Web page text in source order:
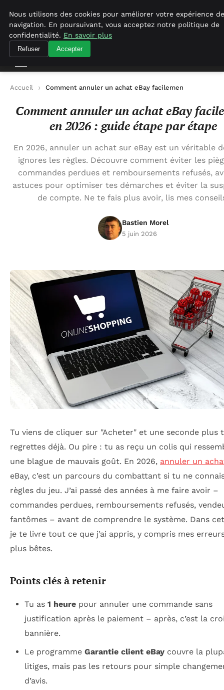
Agence-referencement-seo.com
Accueil Comment annuler un achat eBay facilement en 2026 :
Comment annuler un achat eBay
en 2026 : guide étape par étape
En 2026, annuler un achat sur eBay est un véritable
ignores les règles. Découvre comment éviter les
commandes perdues et remboursements refusés,
astuces pour optimiser tes démarches et éviter la
de compte. Ne te fais plus avoir, lis mes
Bastien Morel
5 juin 2026
Tu viens de cliquer sur "Acheter" et une seconde plus
regrettes déjà. Ou pire : tu as reçu un colis qui
une blague de mauvais goût. En 2026, annuler un
eBay, c’est un parcours du combattant si tu ne
règles du jeu. J’ai passé des années à me faire avoir –
commandes perdues, remboursements refusés,
fantômes – avant de comprendre le système. Dans
je te livre tout ce que j’ai appris, y compris mes
plus bêtes.
Points clés à retenir
Tu as 1 heurepour annuler une commande sans
justification après le paiement – après, c’est la
bannière.
Le programme Garantie client eBaycouvre la
litiges, mais pas les retours pour simple
d’avis.
Nous utilisons des cookies pour améliorer votre expérience de
navigation. En poursuivant, vous acceptez notre politique de
confidentialité. En savoir plus
Refuser Accepter